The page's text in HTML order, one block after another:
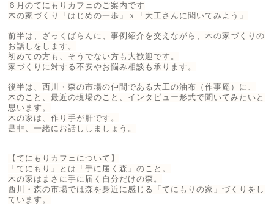
６月のてにもりカフェのご案内です
木の家づくり「はじめの一歩」ｘ「大工さんに聞いてみよう」
前半は、ざっくばらんに、事例紹介を交えながら、木の家づくりの
お話しをします。
初めての方も、そうでない方も大歓迎です。
家づくりに対する不安やお悩み相談も承ります。
後半は、西川・森の市場の仲間である大工の油布（作事庵）に、
木のこと、最近の現場のこと、インタビュー形式で聞いてみたいと
思います。
木の家は、作り手が肝です。
是非、一緒にお話ししましょう。
【てにもりカフェについて】
「てにもり」とは「手に届く森」のこと。
木の家はまさに手に届く自分だけの森。
西川・森の市場では森を身近に感じる「てにもりの家」づくりをし
ています。